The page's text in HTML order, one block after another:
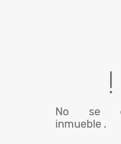
No se
inmueble .